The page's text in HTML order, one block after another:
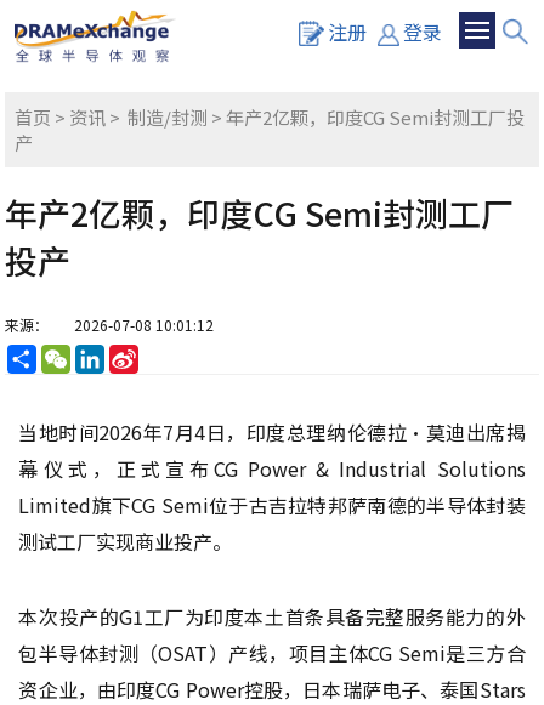
注册 登录
首页 > 资讯>制造/封测 > 年产2亿颗，印度CG Semi封测工厂投
产
年产2亿颗，印度CG Semi封测工厂
投产
来源： 2026-07-08 10:01:12
分
享
WeChatLinkedIn
当地时间2026年7月4日，印度总理纳伦德拉·莫迪出席揭
幕仪式，正式宣布CG Power & Industrial Solutions
Limited旗下CG Semi位于古吉拉特邦萨南德的半导体封装
测试工厂实现商业投产。
本次投产的G1工厂为印度本土首条具备完整服务能力的外
包半导体封测（OSAT）产线，项目主体CG Semi是三方合
资企业，由印度CG Power控股，日本瑞萨电子、泰国Stars